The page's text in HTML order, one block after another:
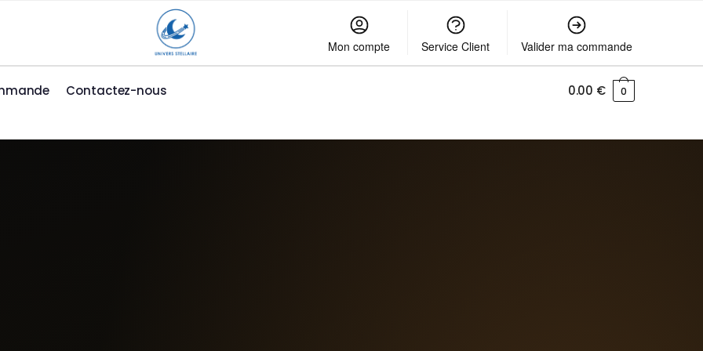
Mon compte Service Client Valider ma commande
Contactez-nous 0.00 € 0